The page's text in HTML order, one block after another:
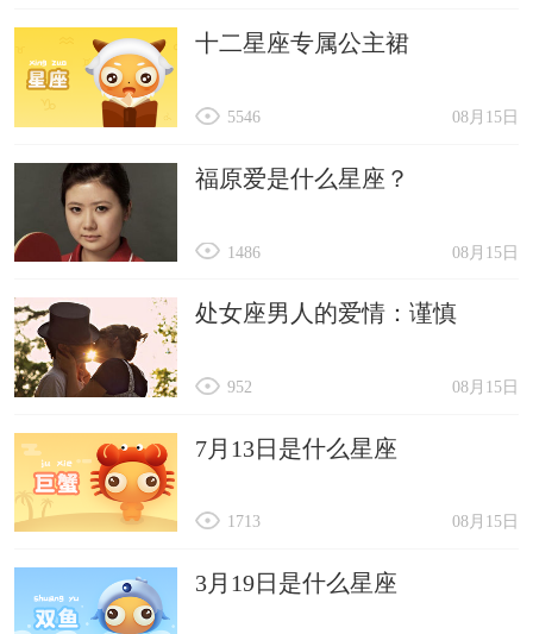
十二星座专属公主裙
08月15日
5546
福原爱是什么星座？
08月15日
1486
处女座男人的爱情：谨慎
08月15日
952
7月13日是什么星座
08月15日
1713
3月19日是什么星座